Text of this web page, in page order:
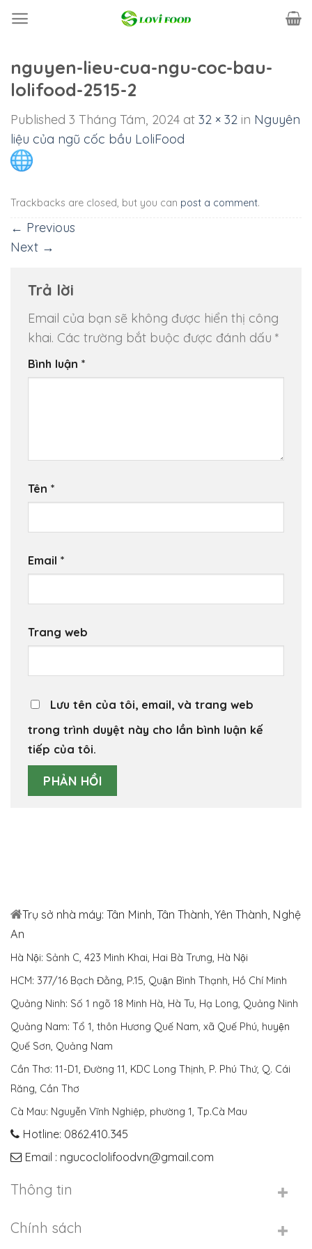
nguyen-lieu-cua-ngu-coc-bau-
lolifood-2515-2
Published 3 Tháng Tám, 2024 at 32 × 32 in Nguyên
liệu của ngũ cốc bầu LoliFood
Trackbacks are closed, but you can post a comment.
← Previous
Next →
Trả lời
Email của bạn sẽ không được hiển thị công
khai. Các trường bắt buộc được đánh dấu *
Bình luận *
Tên *
Email *
Trang web
Lưu tên của tôi, email, và trang web
trong trình duyệt này cho lần bình luận kế
tiếp của tôi.
Trụ sở nhà máy: Tân Minh, Tân Thành, Yên Thành, Nghệ
An
Hà Nội: Sảnh C, 423 Minh Khai, Hai Bà Trưng, Hà Nội
HCM: 377/16 Bạch Đằng, P.15, Quận Bình Thạnh, Hồ Chí Minh
Quảng Ninh: Số 1 ngõ 18 Minh Hà, Hà Tu, Hạ Long, Quảng Ninh
Quảng Nam: Tổ 1, thôn Hương Quế Nam, xã Quế Phú, huyện
Quế Sơn, Quảng Nam
Cần Thơ: 11-D1, Đường 11, KDC Long Thịnh, P. Phú Thứ, Q. Cái
Răng, Cần Thơ
Cà Mau: Nguyễn Vĩnh Nghiệp, phường 1, Tp.Cà Mau
Hotline: 0862.410.345
Email : ngucoclolifoodvn@gmail.com
Thông tin
Chính sách